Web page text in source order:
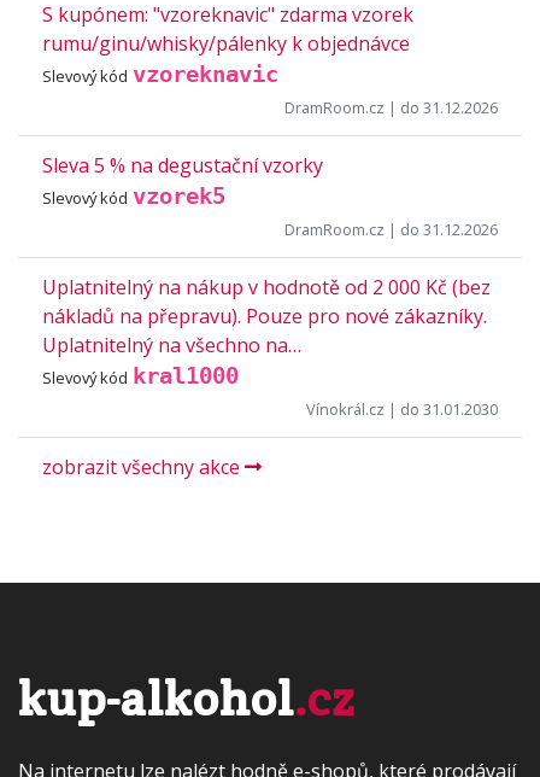
S kupónem: "vzoreknavic" zdarma vzorek
rumu/ginu/whisky/pálenky k objednávce
Slevový kód vzoreknavic
DramRoom.cz | do 31.12.2026
Sleva 5 % na degustační vzorky
Slevový kód vzorek5
DramRoom.cz | do 31.12.2026
Uplatnitelný na nákup v hodnotě od 2 000 Kč (bez
nákladů na přepravu). Pouze pro nové zákazníky.
Uplatnitelný na všechno na…
Slevový kód kral1000
Vínokrál.cz | do 31.01.2030
zobrazit všechny akce
kup-alkohol.cz
Na internetu lze nalézt hodně e-shopů, které prodávají